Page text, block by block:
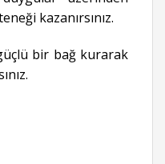
kazanırsınız.
bir bağ kurarak